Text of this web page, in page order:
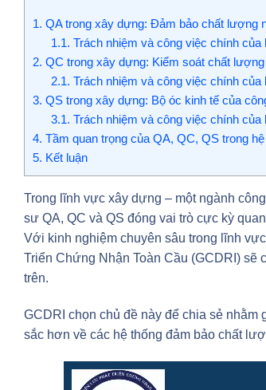
1. QA trong xây dựng: Đảm bảo chất lượng
1.1. Trách nhiệm và công việc chính
2. QC trong xây dựng: Kiểm soát chất
2.1. Trách nhiệm và công việc chính
3. QS trong xây dựng: Bộ óc kinh tế của
3.1. Trách nhiệm và công việc chính
4. Tầm quan trọng của QA, QC, QS trong
5. Kết luận
Trong lĩnh vực xây dựng – một ngành
sư QA, QC và QS đóng vai trò cực kỳ
Với kinh nghiệm chuyên sâu trong lĩnh
Triển Chứng Nhận Toàn Cầu (GCDRI) sẽ
trên.
GCDRI chọn chủ đề này để chia sẻ
sắc hơn về các hệ thống đảm bảo chất